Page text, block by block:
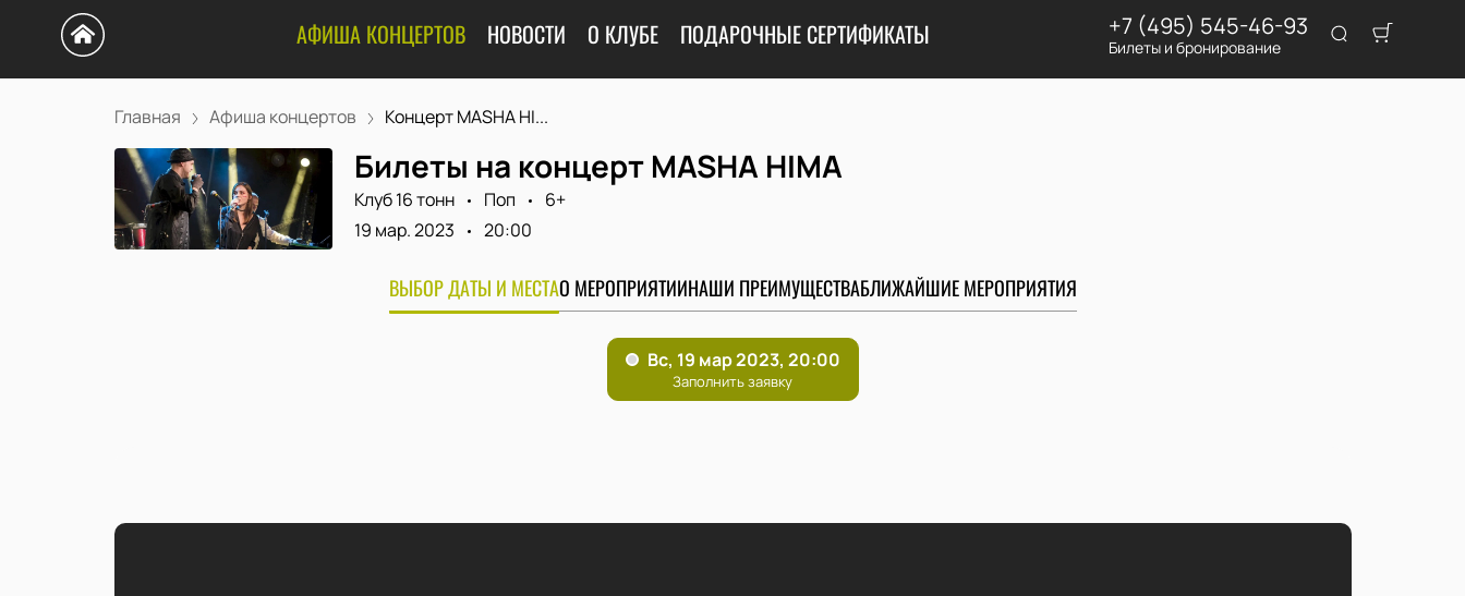
АФИША КОНЦЕРТОВ НОВОСТИ О КЛУБЕ ПОДАРОЧНЫЕ СЕРТИФИКАТЫ +7 (495) 545-46-93
Билеты и бронирование
Главная Афиша концертов Концерт MASHA HI...
Билеты на концерт MASHA HIMA
Клуб 16 тонн Поп
6+
19 мар. 2023
20:00
ВЫБОР ДАТЫ И МЕСТАО МЕРОПРИЯТИИНАШИ ПРЕИМУЩЕСТВАБЛИЖАЙШИЕ МЕРОПРИЯТИЯ